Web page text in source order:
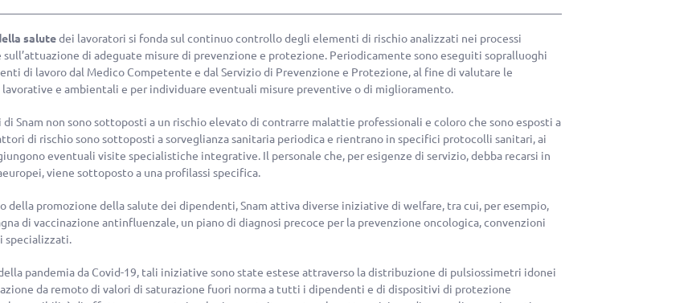
salutedei lavoratori si fonda sul continuo controllo degli elementi di rischio analizzati nei processi
sull’attuazione di adeguate misure di prevenzione e protezione. Periodicamente sono eseguiti sopralluoghi
di lavoro dal Medico Competente e dal Servizio di Prevenzione e Protezione, al fine di valutare le
e ambientali e per individuare eventuali misure preventive o di miglioramento.
di Snam non sono sottoposti a un rischio elevato di contrarre malattie professionali e coloro che sono esposti a
di rischio sono sottoposti a sorveglianza sanitaria periodica e rientrano in specifici protocolli sanitari, ai
eventuali visite specialistiche integrative. Il personale che, per esigenze di servizio, debba recarsi in
viene sottoposto a una profilassi specifica.
della promozione della salute dei dipendenti, Snam attiva diverse iniziative di welfare, tra cui, per esempio,
di vaccinazione antinfluenzale, un piano di diagnosi precoce per la prevenzione oncologica, convenzioni
specializzati.
pandemia da Covid-19, tali iniziative sono state estese attraverso la distribuzione di pulsiossimetri idonei
da remoto di valori di saturazione fuori norma a tutti i dipendenti e di dispositivi di protezione